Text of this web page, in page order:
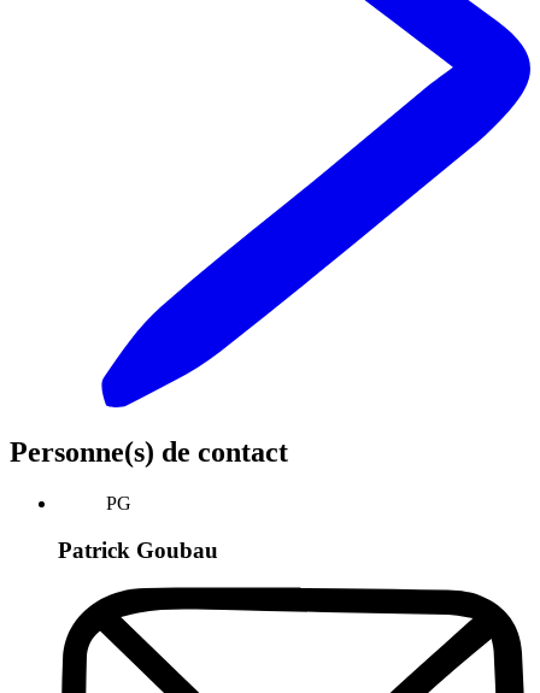
Personne(s) de contact
PG
Patrick Goubau